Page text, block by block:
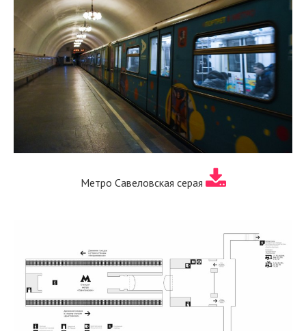
Метро Савеловская серая